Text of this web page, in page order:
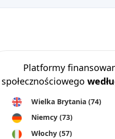
Platformy
społecznościowego
Wielka Brytania (74)
Niemcy (73)
Włochy (57)